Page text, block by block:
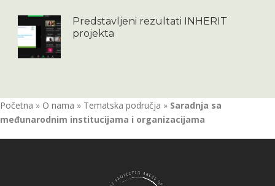
Predstavljeni rezultati INHERIT
projekta
Početna » O nama » Tematska područja » Saradnja sa
međunarodnim institucijama i organizacijama